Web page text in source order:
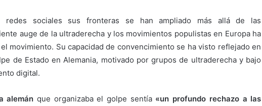
sociales sus fronteras se han ampliado más allá de las
auge de la ultraderecha y los movimientos populistas en Europa ha
movimiento. Su capacidad de convencimiento se ha visto reflejado en
de Estado en Alemania, motivado por grupos de ultraderecha y bajo
digital.
alemán que organizaba el golpe sentía «un profundo rechazo a las